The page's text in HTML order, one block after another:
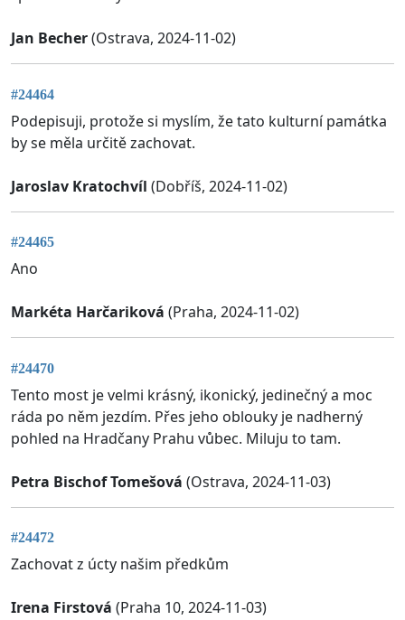
Jan Becher(Ostrava, 2024-11-02)
#24464
Podepisuji, protože si myslím, že tato kulturní památka
by se měla určitě zachovat.
Jaroslav Kratochvíl (Dobříš, 2024-11-02)
#24465
Ano
Markéta Harčariková (Praha, 2024-11-02)
#24470
Tento most je velmi krásný, ikonický, jedinečný a moc
ráda po něm jezdím. Přes jeho oblouky je nadherný
pohled na Hradčany Prahu vůbec. Miluju to tam.
Petra Bischof Tomešová (Ostrava, 2024-11-03)
#24472
Zachovat z úcty našim předkům
Irena Firstová (Praha 10, 2024-11-03)